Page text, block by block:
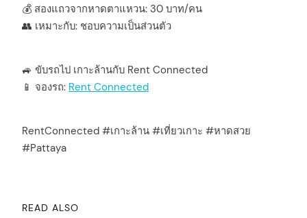
💰 สองแถวจากหาดตาแหวน: 30 บาท/คน
👥 เหมาะกับ: ชอบความเป็นส่วนตัว
🚙 ขับรถไป เกาะล้านกับ Rent Connected
📱 จองรถ: Rent Connected
RentConnected #เกาะล้าน #เที่ยวเกาะ #หาดสวย
#Pattaya
READ ALSO